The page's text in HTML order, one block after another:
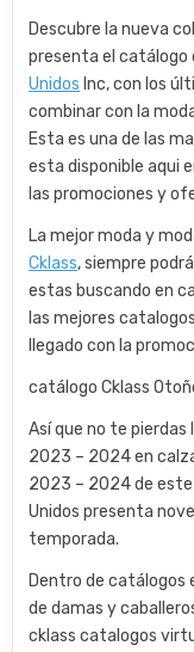
Descubre la nueva
presenta el catálogo
Unidos Inc, con los
combinar con la
Esta es una de las
esta disponible aqui
las promociones y
La mejor moda y
Cklass, siempre
estas buscando en
las mejores
llegado con la
catálogo Cklass
Así que no te
2023 – 2024 en
2023 – 2024 de
Unidos presenta
temporada.
Dentro de catálogos
de damas y
cklass catalogos